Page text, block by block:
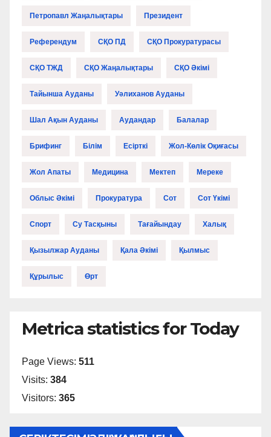
Петропавл Жаңалықтары Президент
Референдум СҚО ПД СҚО Прокуратурасы
СҚО ТЖД СҚО Жаңалықтары СҚО Әкімі
Тайынша Ауданы Уәлиханов Ауданы
Шал Ақын Ауданы Аудандар Балалар
Брифинг Білім Есірткі Жол-Көлік Оқиғасы
Жол Апаты Медицина Мектеп Мереке
Облыс Әкімі Прокуратура Сот Сот Үкімі
Спорт Су Тасқыны Тағайындау Халық
Қызылжар Ауданы Қала Әкімі Қылмыс
Құрылыс Өрт
Metrica statistics for Today
Page Views: 511
Visits: 384
Visitors: 365